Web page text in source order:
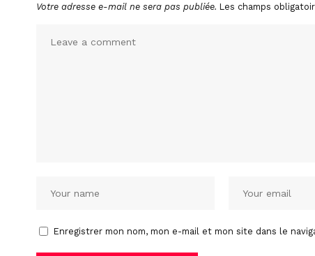
Votre adresse e-mail ne sera pas publiée. Les champs
Enregistrer mon nom, mon e-mail et mon site dans le